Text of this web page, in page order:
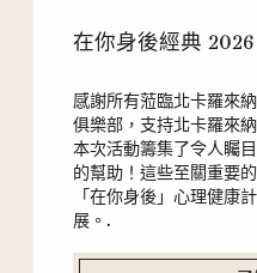
在你身後經典 2026
感謝所有蒞臨北卡羅來
俱樂部，支持北卡羅來
本次活動籌集了令人矚
的幫助！這些至關重要
「在你身後」心理健康
展。.